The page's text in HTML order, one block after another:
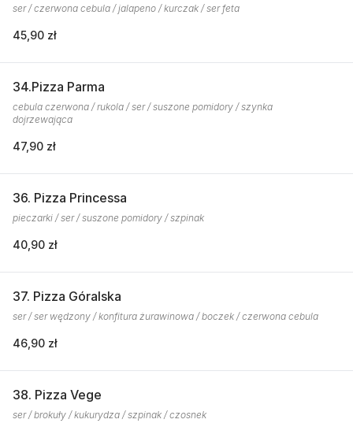
ser / czerwona cebula / jalapeno / kurczak / ser feta
45,90 zł
34.Pizza Parma
cebula czerwona / rukola / ser / suszone pomidory / szynka
dojrzewająca
47,90 zł
36. Pizza Princessa
pieczarki / ser / suszone pomidory / szpinak
40,90 zł
37. Pizza Góralska
ser / ser wędzony / konfitura żurawinowa / boczek / czerwona cebula
46,90 zł
38. Pizza Vege
ser / brokuły / kukurydza / szpinak / czosnek